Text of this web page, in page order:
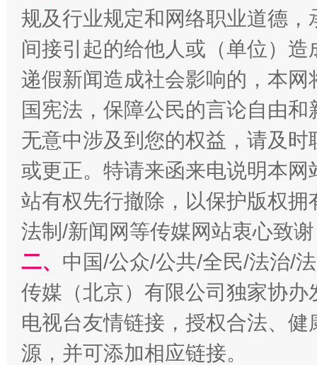
揭开“小金库”的免责幌子
受贿1.44亿！段成刚被判无期 从幼
规及行业规定和网络职业道德
间接引起的给他人或（单位）
递假新闻造成社会影响的，本
国宪法，保障公民的言论自由
无意中涉及到您的权益，请及
或更正。特请来函来电说明本
站有权先行撤除，以保护版权
法制/新闻网等传媒网站衷心致
二、 中国/公众/公共/全民/法治/
传媒（北京）有限公司独家协
电视台友情链接，授权合法、
源，并可添加相应链接。